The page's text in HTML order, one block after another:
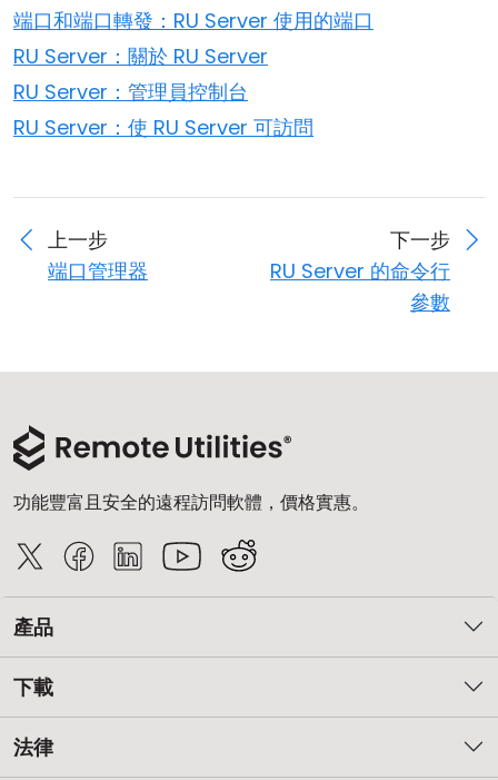
端口和端口轉發：RU Server 使用的端口
RU Server：關於 RU Server
RU Server：管理員控制台
RU Server：使 RU Server 可訪問
上一步
端口管理器
下一步
RU Server 的命令行
參數
功能豐富且安全的遠程訪問軟體，價格實惠。
產品
下載
法律